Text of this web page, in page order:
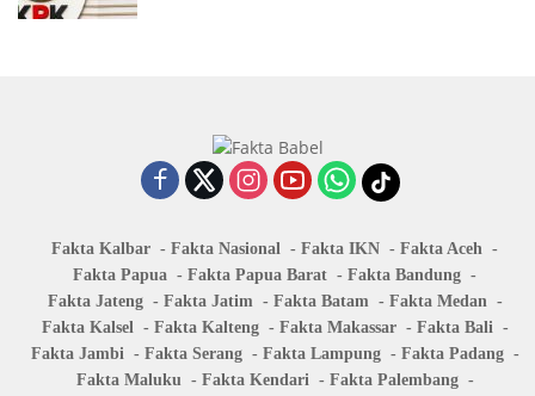
Fakta Kalbar Fakta Nasional Fakta IKN
Fakta Aceh
Fakta Papua
Fakta Papua Barat
Fakta Bandung
Fakta Jateng
Fakta Jatim Fakta Batam
Fakta Medan
Fakta Kalsel
Fakta Kalteng Fakta Makassar
Fakta Bali
Fakta Jambi
Fakta Serang Fakta Lampung
Fakta Padang
Fakta Maluku
Fakta Kendari
Fakta Palembang